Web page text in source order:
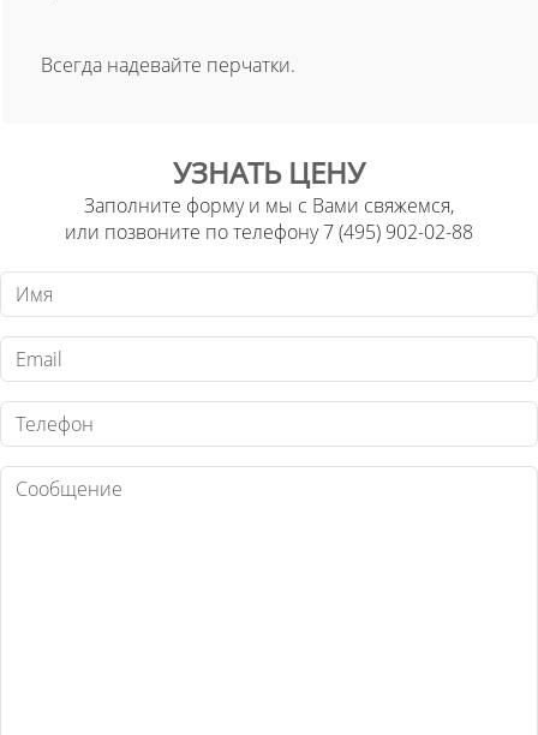
Всегда надевайте перчатки.
УЗНАТЬ ЦЕНУ
Заполните форму и мы с Вами свяжемся,
или позвоните по телефону 7 (495) 902-02-88
Имя
Email
Телефон
Текст